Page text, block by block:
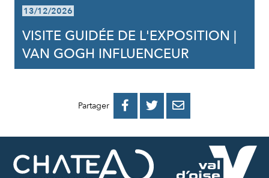
13/12/2026
VISITE GUIDÉE DE L'EXPOSITION |
VAN GOGH INFLUENCEUR
Partager 
PARTAGER
FACEBOOK
PARTAGER
PARTAGER
MAIL